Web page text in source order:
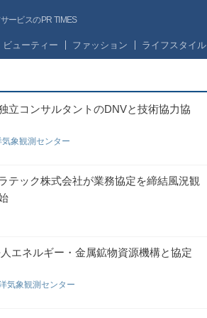
ービスのPR TIMES
ビューティー ファッション ライフスタイル
立コンサルタントのDNVと技術協力協
象観測センター
テック株式会社が業務協定を締結風況観
エネルギー・金属鉱物資源機構と協定
気象観測センター